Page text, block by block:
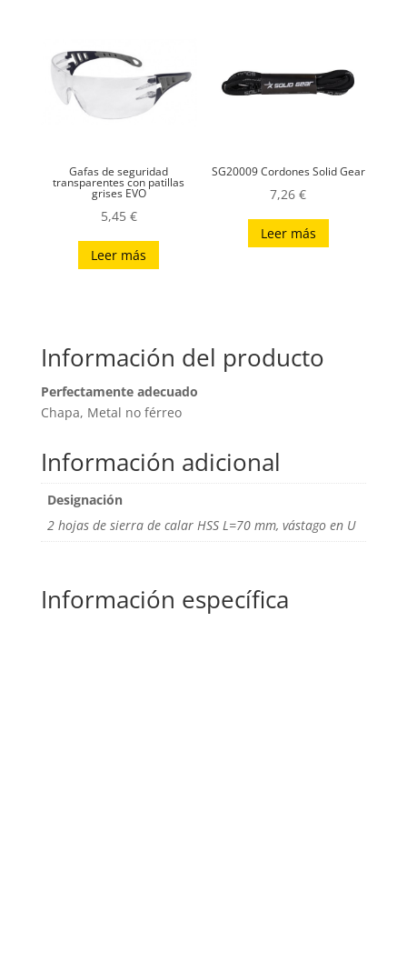
Gafas de seguridad
transparentes con patillas
grises EVO
5,45 €
Leer más
SG20009 Cordones Solid Gear
7,26€
Leer más
Información del producto
Perfectamente adecuado
Chapa, Metal no férreo
Información adicional
Designación
2 hojas de sierra de calar HSS L=70 mm, vástago en U
Información específica